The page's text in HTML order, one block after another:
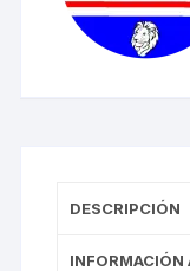
DESCRIPCIÓN
INFORMACIÓN